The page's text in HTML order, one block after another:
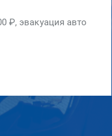
₽, эвакуация авто